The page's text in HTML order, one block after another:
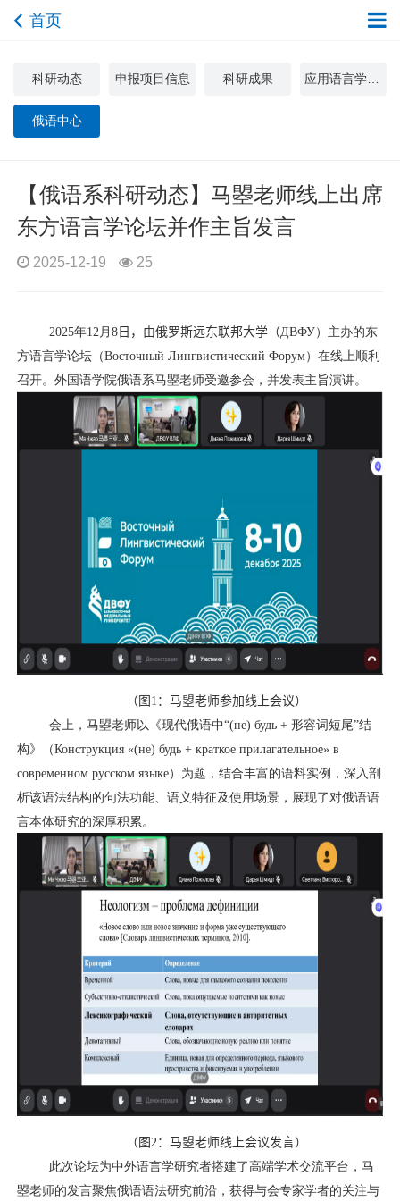
首页
科研动态 申报项目信息 科研成果
俄语中心
【俄语系科研动态】马曌老师线上出席
东方语言学论坛并作主旨发言
2025-12-19 25
2025年12月8 日 ，由俄罗斯远东联邦大学（ДВФУ）主办的东
方语言学论坛（Восточный Лингвистический Форум）在线上顺利
召开。外国语学院俄语系马曌老师受邀参会，并发表主旨演讲。
（ 图 1 ：马曌老师参加线上会议）
会上，马曌老师以《现代俄语中“(не) будь +形容词短尾”结
构》（Конструкция «(не) будь + краткое прилагательное» в
современном русском языке）为题，结合丰富的语料实例，深入剖
析该语法结构的句法功能、语义特征及使用场景，展现了对俄语语
言本体研究的深厚积累。
（ 图2：马曌老师线上会议发言）
此次论坛为中外语言学研究者搭建了高端学术交流平台，马
曌老师的发言聚焦俄语语法研究前沿，获得与会专家学者的关注与